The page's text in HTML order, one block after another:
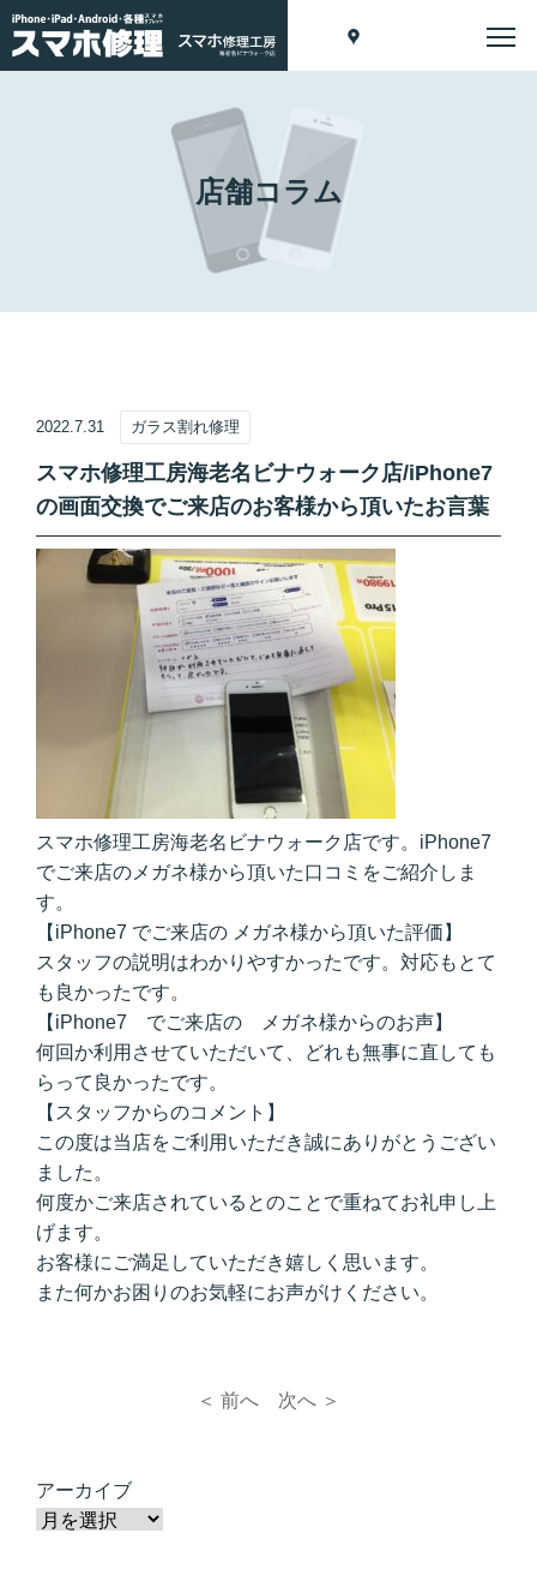
店舗コラム
2022.7.31 ガラス割れ修理
スマホ修理工房海老名ビナウォーク店/iPhone7
の画面交換でご来店のお客様から頂いたお言葉
スマホ修理工房海老名ビナウォーク店です。iPhone7
でご来店のメガネ様から頂いた口コミをご紹介しま
す。
【iPhone7 でご来店の メガネ様から頂いた評価】
スタッフの説明はわかりやすかったです。対応もとて
も良かったです。
【iPhone7 でご来店の メガネ様からのお声】
何回か利用させていただいて、どれも無事に直しても
らって良かったです。
【スタッフからのコメント】
この度は当店をご利用いただき誠にありがとうござい
ました。
何度かご来店されているとのことで重ねてお礼申し上
げます。
お客様にご満足していただき嬉しく思います。
また何かお困りのお気軽にお声がけください。
＜ 前へ 次へ ＞
アーカイブ